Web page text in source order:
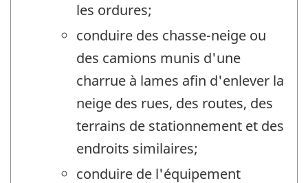
les ordures;
conduire des chasse-neige ou
des camions munis d'une
charrue à lames afin d'enlever la
neige des rues, des routes, des
terrains de stationnement et des
endroits similaires;
conduire de l'équipement